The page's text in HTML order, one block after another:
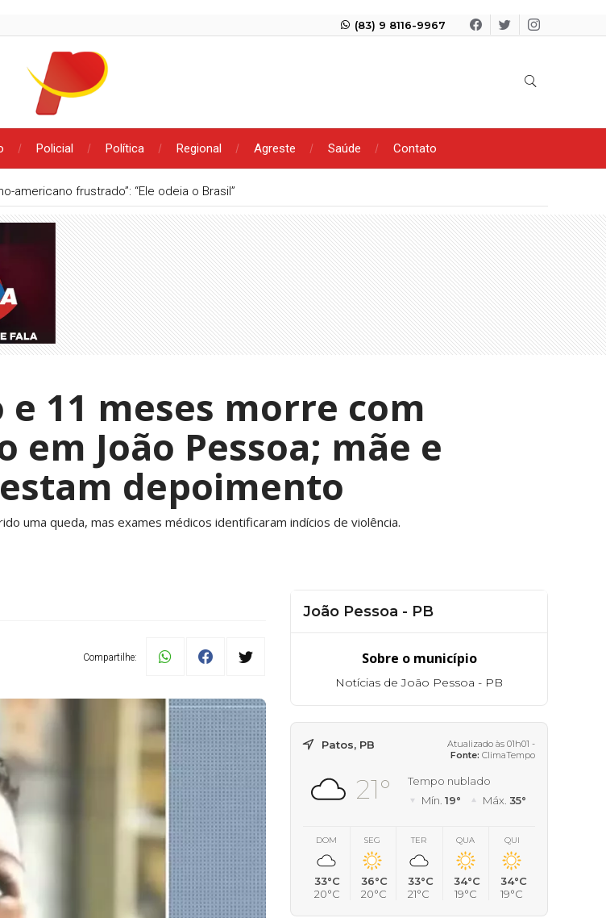
(83) 9 8116-9967
Policial Política Regional Agreste Saúde Contato
americano frustrado”: “Ele odeia o Brasil”
e 11 meses morre com
em João Pessoa; mãe e
depoimento
uma queda, mas exames médicos identificaram indícios de violência.
Compartilhe:
João Pessoa - PB
Sobre o município
Notícias de João Pessoa - PB
Patos, PB
Atualizado às 01h01 -
Fonte: ClimaTempo
21°
Tempo nublado
Mín. 19° Máx. 35°
DOM
33°C
20°C
SEG
36°C
20°C
TER
33°C
21°C
QUA
34°C
19°C
QUI
34°C
19°C